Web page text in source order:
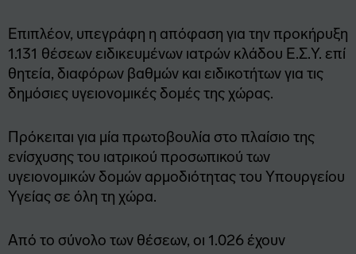
Επιπλέον, υπεγράφη η απόφαση για την προκήρυξη
1.131 θέσεων ειδικευμένων ιατρών κλάδου Ε.Σ.Υ. επί
θητεία, διαφόρων βαθμών και ειδικοτήτων για τις
δημόσιες υγειονομικές δομές της χώρας.
Πρόκειται για μία πρωτοβουλία στο πλαίσιο της
ενίσχυσης του ιατρικού προσωπικού των
υγειονομικών δομών αρμοδιότητας του Υπουργείου
Υγείας σε όλη τη χώρα.
Από το σύνολο των θέσεων, οι 1.026 έχουν